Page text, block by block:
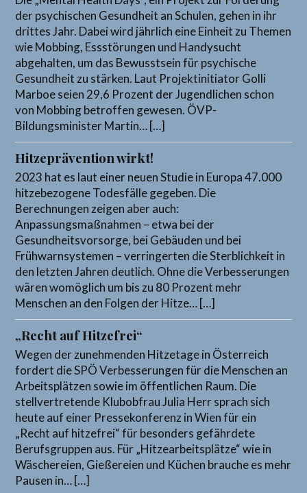
der psychischen Gesundheit an Schulen, gehen in ihr
drittes Jahr. Dabei wird jährlich eine Einheit zu Themen
wie Mobbing, Essstörungen und Handysucht
abgehalten, um das Bewusstsein für psychische
Gesundheit zu stärken. Laut Projektinitiator Golli
Marboe seien 29,6 Prozent der Jugendlichen schon
von Mobbing betroffen gewesen. ÖVP-
Bildungsminister Martin… […]
Hitzeprävention wirkt!
2023 hat es laut einer neuen Studie in Europa 47.000
hitzebezogene Todesfälle gegeben. Die
Berechnungen zeigen aber auch:
Anpassungsmaßnahmen – etwa bei der
Gesundheitsvorsorge, bei Gebäuden und bei
Frühwarnsystemen – verringerten die Sterblichkeit in
den letzten Jahren deutlich. Ohne die Verbesserungen
wären womöglich um bis zu 80 Prozent mehr
Menschen an den Folgen der Hitze… […]
„Recht auf Hitzefrei“
Wegen der zunehmenden Hitzetage in Österreich
fordert die SPÖ Verbesserungen für die Menschen an
Arbeitsplätzen sowie im öffentlichen Raum. Die
stellvertretende Klubobfrau Julia Herr sprach sich
heute auf einer Pressekonferenz in Wien für ein
„Recht auf hitzefrei“ für besonders gefährdete
Berufsgruppen aus. Für „Hitzearbeitsplätze“ wie in
Wäschereien, Gießereien und Küchen brauche es mehr
Pausen in… […]